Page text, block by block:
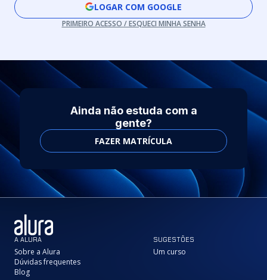
LOGAR COM GOOGLE
PRIMEIRO ACESSO / ESQUECI MINHA SENHA
Ainda não estuda com a
gente?
FAZER MATRÍCULA
A ALURA
Sobre a Alura
Dúvidas frequentes
Blog
SUGESTÕES
Um curso